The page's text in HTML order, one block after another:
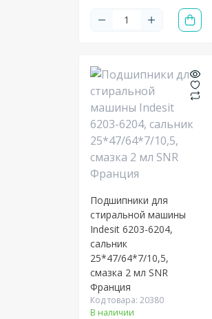
Подшипники для
стиральной машины
Indesit 6203-6204,
сальник
25*47/64*7/10,5,
смазка 2 мл SNR
Франция
Код товара: 20380
В наличии